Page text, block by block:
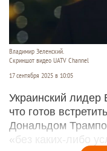
Владимир Зеленский.
Скриншот видео UATV Channel
17 сентября 2025 в 10:05
Украинский лидер
что готов
Дональдом
«без каких-либо